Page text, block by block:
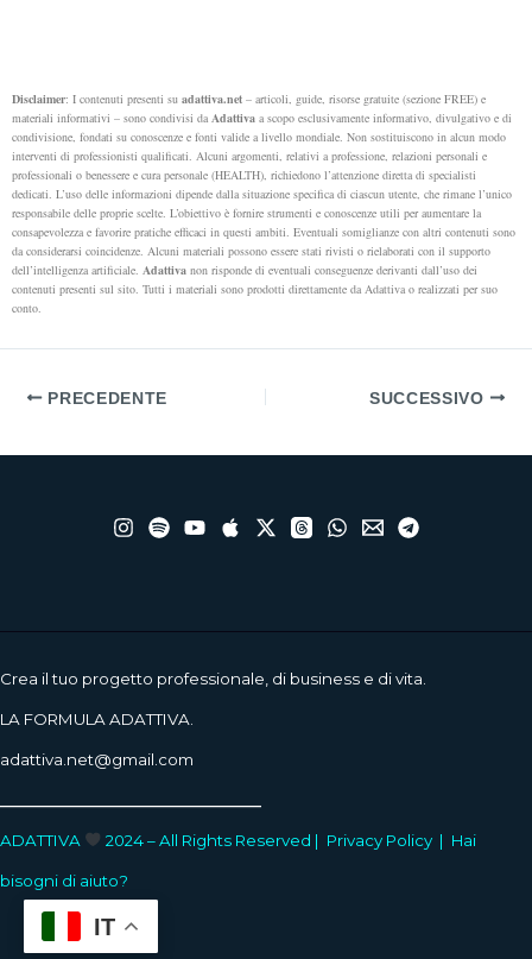
Disclaimer: I contenuti presenti su adattiva.net – articoli, guide, risorse gratuite (sezione FREE) e
materiali informativi – sono condivisi da Adattiva a scopo esclusivamente informativo, divulgativo e di
condivisione, fondati su conoscenze e fonti valide a livello mondiale. Non sostituiscono in alcun modo
interventi di professionisti qualificati. Alcuni argomenti, relativi a professione, relazioni personali e
professionali o benessere e cura personale (HEALTH), richiedono l’attenzione diretta di specialisti
dedicati. L’uso delle informazioni dipende dalla situazione specifica di ciascun utente, che rimane l’unico
responsabile delle proprie scelte. L’obiettivo è fornire strumenti e conoscenze utili per aumentare la
consapevolezza e favorire pratiche efficaci in questi ambiti. Eventuali somiglianze con altri contenuti sono
da considerarsi coincidenze. Alcuni materiali possono essere stati rivisti o rielaborati con il supporto
dell’intelligenza artificiale. Adattiva non risponde di eventuali conseguenze derivanti dall’uso dei
contenuti presenti sul sito. Tutti i materiali sono prodotti direttamente da Adattiva o realizzati per suo
conto.
PRECEDENTE SUCCESSIVO
Crea il tuo progetto professionale, di business e di vita.
LA FORMULA ADATTIVA.
adattiva.net@gmail.com
ADATTIVA 2024 – All Rights Reserved | Privacy Policy | Hai
bisogni di aiuto?
IT